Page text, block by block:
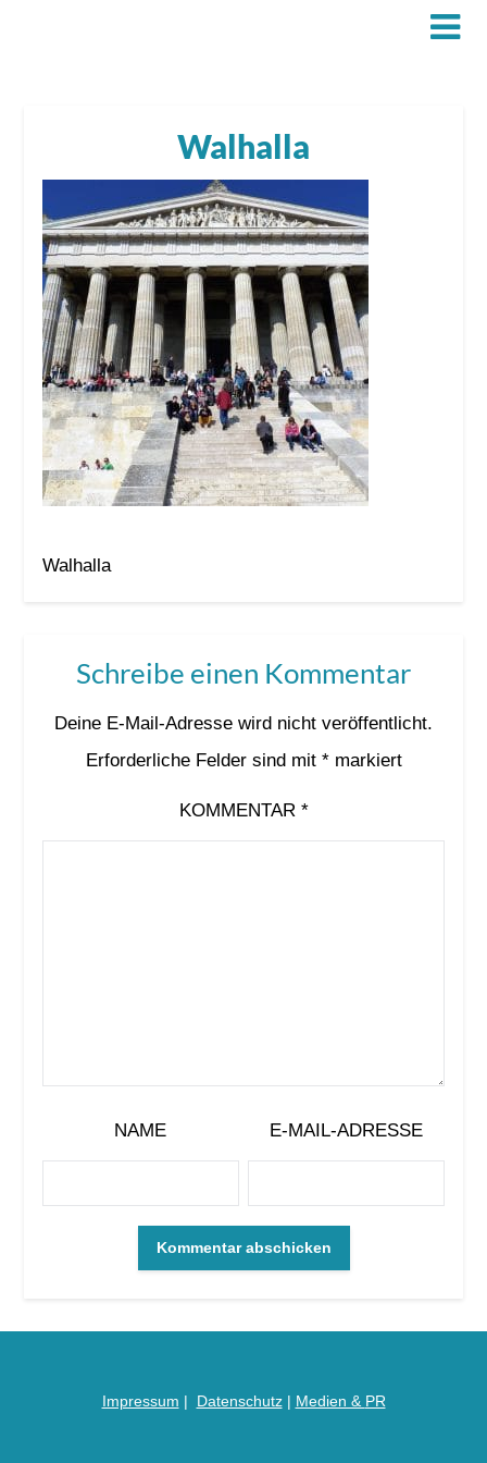
Walhalla
Walhalla
Schreibe einen Kommentar
Deine E-Mail-Adresse wird nicht veröffentlicht.
Erforderliche Felder sind mit *markiert
KOMMENTAR *
NAME E-MAIL-ADRESSE
Impressum | Datenschutz| Medien & PR